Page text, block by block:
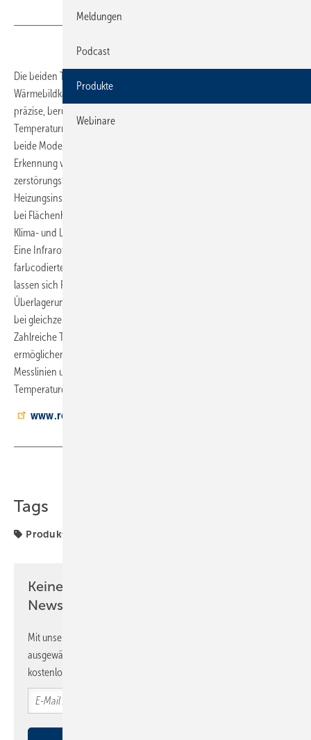
Die beiden ThermoCams 28 C und 49 C sind robuste und handliche
Wärmebildkameras von Rems. Sie machen Temperaturunterschiede
präzise, berührungslos und in Echtzeit sichtbar. Mit einem
Temperaturmessbereich von –20 bis +550 °C (±2 °C) eignen sich
beide Modelle zur Ermittlung von Oberflächentemperaturen und zur
Erkennung von Temperaturunterschieden. Beispielsweise zur
zerstörungsfreien Leckageortung an Trinkwasser- und
Heizungsinstallationen, zur Verlaufsortung von Heizungsrohren (z. B.
bei Flächenheizsystemen), zur Funktionsprüfung von Heizungs-,
Klima- und Lüftungssystemen und für viele weitere Anwendungen.
Eine Infrarotoptik mit hochauflösendem Detektor erstellt ein präzises,
farbcodiertes Wärmebild. Mit der zuschaltbaren optischen Kamera
lassen sich Fusionsbilder, Bild-in-Bild-Ansichten und
Überlagerungsbilder darstellen, für eine gute räumliche Orientierung
bei gleichzeitiger Visualisierung von Temperaturunterschieden.
Zahlreiche Temperaturanalyse-Werkzeuge, individuell einstellbar,
ermöglichen die gleichzeitige Anzeige von mehreren Messpunkten,
Messlinien und Messbereichen sowie die Berechnung von
Temperaturdifferenzen und Referenzwerten.
www.rems.de
Tags
Produkte
Keine Zeit? Kein Problem mit dem SBZ
Newsletter!
Mit unserem Newsletter erhalten Sie regelmäßig von uns
ausgewählte Informationen und Neuigkeiten, gebündelt und
kostenlos direkt ins Postfach.
Meldungen
Podcast
Produkte
Webinare